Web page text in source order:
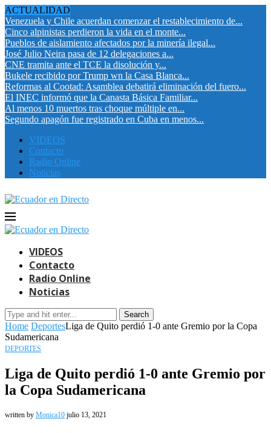
ACTUALIDAD
Venezuela y Chile acuerdan comenzar el restablecimiento de...
Cinco alpinistas perdieron la vida en el monte...
Pueblos de aislamiento afectados por la minería ilegal...
José Julio Neira pasa de 12 delegaciones a...
CNE tramita ante el TCE la disolución y...
Bukele recibido por Trump wn la Casa Blanca...
Reformas al Cootad: Asamblea debatirá eliminación del fuero...
El INEC informó que la Canasta Básica Familiar...
Al menos 10 muertos tras choque múltiple en...
Segundo apagón fue registrado en Cuba en menos...
VIDEOS
Contacto
Radio Online
Noticias
VIDEOS
Contacto
Radio Online
Noticias
Search
Home DeportesLiga de Quito perdió 1-0 ante Gremio por la Copa
Sudamericana
DEPORTES
Liga de Quito perdió 1-0 ante Gremio por
la Copa Sudamericana
written by Monica10 julio 13, 2021